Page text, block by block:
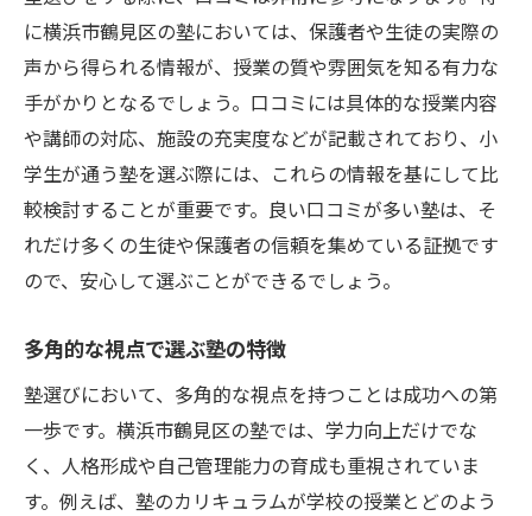
に横浜市鶴見区の塾においては、保護者や生徒の実際の
声から得られる情報が、授業の質や雰囲気を知る有力な
手がかりとなるでしょう。口コミには具体的な授業内容
や講師の対応、施設の充実度などが記載されており、小
学生が通う塾を選ぶ際には、これらの情報を基にして比
較検討することが重要です。良い口コミが多い塾は、そ
れだけ多くの生徒や保護者の信頼を集めている証拠です
ので、安心して選ぶことができるでしょう。
多角的な視点で選ぶ塾の特徴
塾選びにおいて、多角的な視点を持つことは成功への第
一歩です。横浜市鶴見区の塾では、学力向上だけでな
く、人格形成や自己管理能力の育成も重視されていま
す。例えば、塾のカリキュラムが学校の授業とどのよう